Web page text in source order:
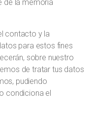
de la memoria
contacto y la
para estos fines
sobre nuestro
de tratar tus datos
pudiendo
condiciona el